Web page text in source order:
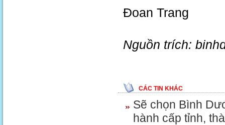
Đoan Trang
Nguồn trích:
CÁC TIN KHÁC
Sẽ chọn Bình
hành cấp tỉnh,